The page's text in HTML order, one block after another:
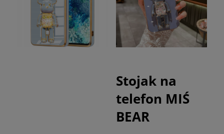
Stojak na
telefon MIŚ
BEAR